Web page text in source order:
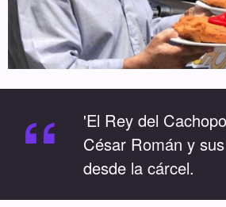
“
'El Rey del
César Román y
desde la cárcel.